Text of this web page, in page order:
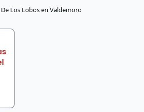
Los Lobos en Valdemoro